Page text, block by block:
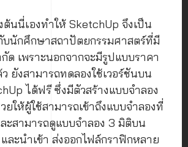
ต้นนี่เองทำให้ SketchUp จึงเป็น
บนักศึกษาสถาปัตยกรรมศาสตร์ที่มี
ด เพราะนอกจากจะมีรูปแบบราคา
ยังสามารถทดลองใช้เวอร์ชันบน
ได้ฟรี ซึ่งมีตัวสร้างแบบจำลอง
ให้ผู้ใช้สามารถเข้าถึงแบบจำลองที่
ะสามารถดูแบบจำลอง 3 มิติบน
ะนำเข้า ส่งออกไฟล์กราฟิกหลาย